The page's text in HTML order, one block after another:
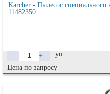
Karcher - Пылесос специального
11482350
- +
уп.
Цена по запросу